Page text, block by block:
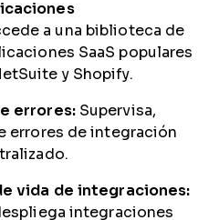
a una biblioteca de
SaaS populares
y Shopify.
errores:Supervisa,
errores de integración
vida de integraciones:
integraciones